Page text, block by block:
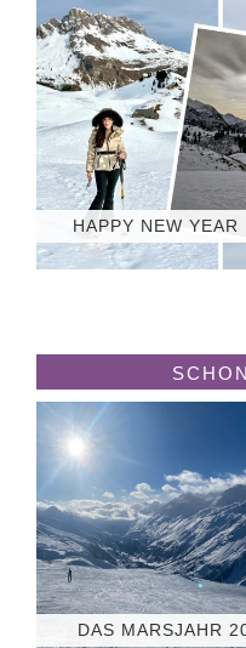
HAPPY NEW
DAS MARSJAHR